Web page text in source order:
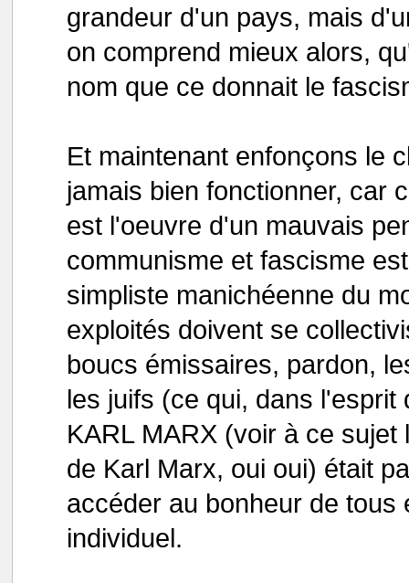
grandeur d'un pays, mais
on comprend mieux alors,
nom que ce donnait le
Et maintenant enfonçons le
jamais bien fonctionner, car
est l'oeuvre d'un mauvais
communisme et fascisme
simpliste manichéenne du
exploités doivent se
boucs émissaires, pardon,
les juifs (ce qui, dans
KARL MARX (voir à ce
de Karl Marx, oui oui) était
accéder au bonheur de
individuel.